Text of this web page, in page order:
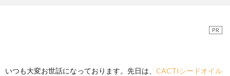
PR
いつも大変お世話になっております。先日は、 CACTIシードオイル